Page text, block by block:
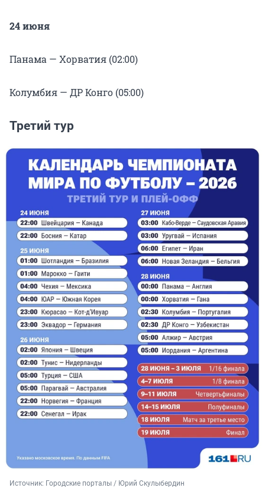
24 июня
Панама — Хорватия (02:00)
Колумбия — ДР Конго (05:00)
Третий тур
Источник: Городские порталы / Юрий Скулыбердин